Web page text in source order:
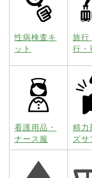
性病検査キ
ット
旅行
行・
看護用品・
ナース服
精力
ズサ